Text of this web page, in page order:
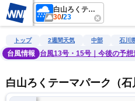
白山ろくテーマパーク（石川県）
30/23
雨雲レーダー 台風情報 地震情
トップ 2週間天気 中部 石川
台風情報
台風13号・15号｜今後の予想
白山ろくテーマパーク（